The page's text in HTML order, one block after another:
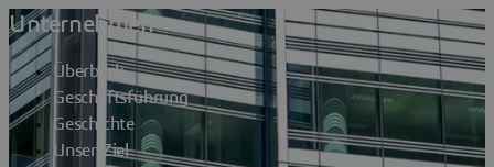
Unternehmen
Überblick
Geschäftsführung
Geschichte
Unser Ziel